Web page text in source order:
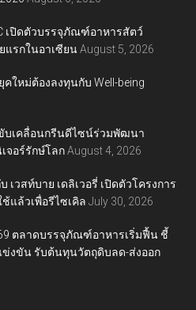
เปิดตัวบรรจุภัณฑ์อาหารสัตว์
แรกในอาเซียน August 5, 2026
คใหม่ต้องลงทุนกับ Well-being
ขับเคลื่อนกรีนดีไซน์ร่วมพัฒนา
อร์รักษ์โลก August 4, 2026
วสท์บาย เดลิเวอรี่ เปิดตัวโครงการ
แล้วเพื่อรีไซเคิล July 30, 2026
ตลาดบรรจุภัณฑ์อาหารเริ่มฟื้น ชี้
ข่งขัน รับต้นทุนวัตถุดิบลด-ส่งออก